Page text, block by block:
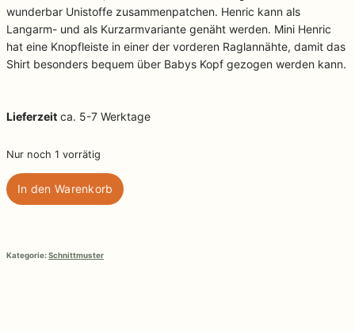
wunderbar Unistoffe zusammenpatchen. Henric kann als
Langarm- und als Kurzarmvariante genäht werden. Mini Henric
hat eine Knopfleiste in einer der vorderen Raglannähte, damit das
Shirt besonders bequem über Babys Kopf gezogen werden kann.
Lieferzeit ca. 5-7 Werktage
Nur noch 1 vorrätig
Papierschnittmuster
ki-
Mini-
In den Warenkorb
Kategorie:Schnittmuster